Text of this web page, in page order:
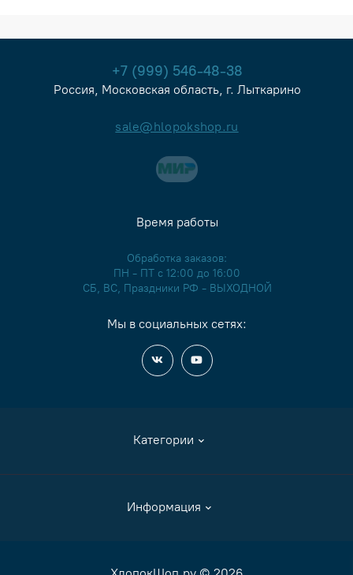
+7 (999) 546-48-38
Россия, Московская область, г. Лыткарино
sale@hlopokshop.ru
Категории
Аксессуары
Информация
Как сделать заказ
Время работы
Обработка заказов:
ПН - ПТ с 12:00 до 16:00
СБ, ВС, Праздники РФ - ВЫХОДНОЙ
Мы в социальных сетях: